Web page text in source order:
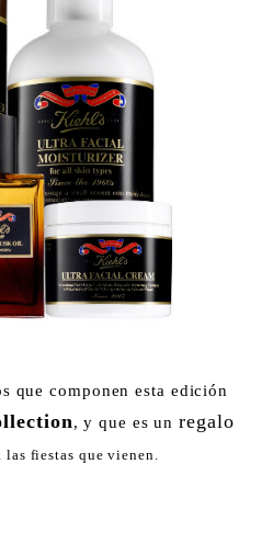
que componen esta edición
, y que es unregalo
las fiestas que vienen.